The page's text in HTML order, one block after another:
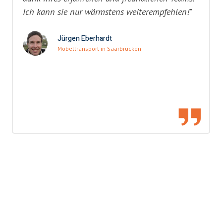
Ich kann sie nur wärmstens weiterempfehlen!"
Jürgen Eberhardt
Möbeltransport in Saarbrücken